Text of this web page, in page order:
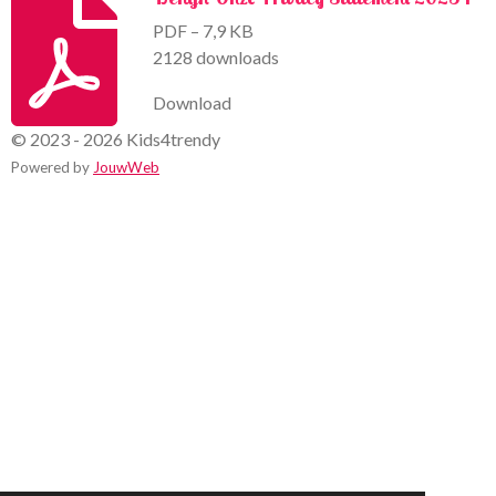
PDF – 7,9 KB
2128 downloads
Download
© 2023 - 2026 Kids4trendy
Powered by JouwWeb